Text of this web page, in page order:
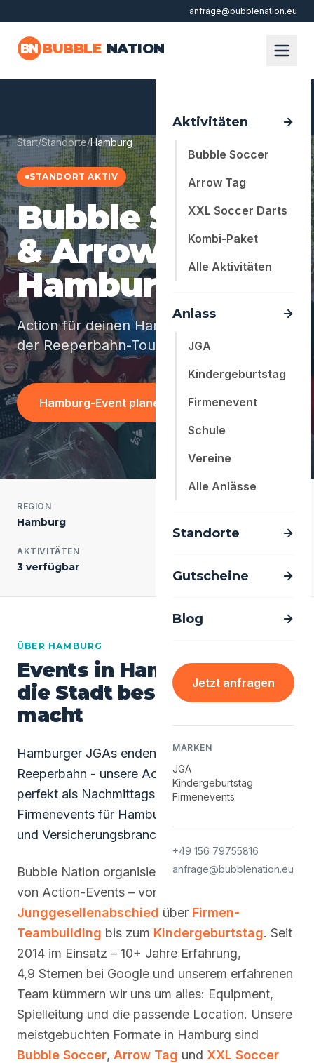
anfrage@bubblenation.eu
BN BUBBLE NATION
Aktivitäten
Bubble Soccer
Arrow Tag
XXL Soccer Darts
Kombi-Paket
Alle Aktivitäten
Anlass
JGA
Kindergeburtstag
Firmenevent
Schule
Vereine
Alle Anlässe
Standorte
Gutscheine
Blog
Jetzt anfragen
MARKEN
JGA
Kindergeburtstag
Firmenevents
+49 156 79755816
anfrage@bubblenation.eu
Start/Standorte/Hamburg
STANDORT AKTIV
Bubble Soccer
& Arrow Tag in
Hamburg
Action für deinen Hamburger JGA - vor
der Reeperbahn-Tour.
Hamburg-Event planen
REGION
Hamburg
AKTIVITÄTEN
3 verfügbar
ÜBER HAMBURG
Events in Hamburg - was
die Stadt besonders
macht
Hamburger JGAs enden klassisch auf der
Reeperbahn - unsere Action-Events eignen sich
perfekt als Nachmittags-Programm. Ausnahme:
Firmenevents für Hamburgs Medien-, Logistik-
und Versicherungsbranche.
Bubble Nation organisiert in Hamburg alle Arten
von Action-Events – vom
Junggesellenabschied über Firmen-
Teambuilding bis zum Kindergeburtstag. Seit
2014 im Einsatz – 10+ Jahre Erfahrung,
4,9 Sternen bei Google und unserem erfahrenen
Team kümmern wir uns um alles: Equipment,
Spielleitung und die passende Location. Unsere
meistgebuchten Formate in Hamburg sind
Bubble Soccer, Arrow Tag und XXL Soccer